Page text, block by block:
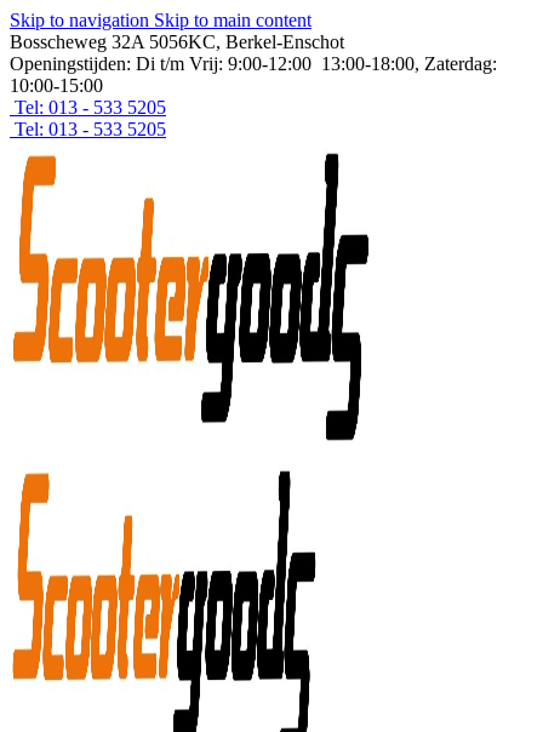
Skip to navigation Skip to main content
Bosscheweg 32A 5056KC, Berkel-Enschot
Openingstijden: Di t/m Vrij: 9:00-12:00 13:00-18:00, Zaterdag:
10:00-15:00
Tel: 013 - 533 5205
Tel: 013 - 533 5205